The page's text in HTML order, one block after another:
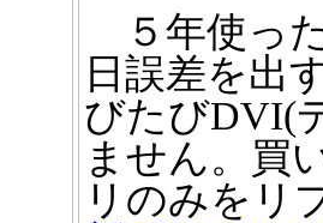
５年使っ
日誤差を出
びたびDVI(
ません。買
リのみをリ